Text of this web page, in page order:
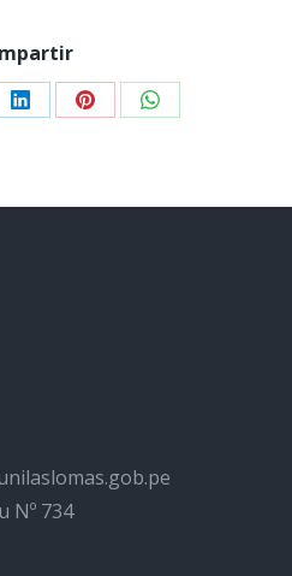
Share Share Share
Nº 734